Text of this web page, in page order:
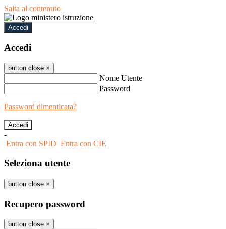
Salta al contenuto
Accedi
Accedi
button close ×
Nome Utente
Password
Password dimenticata?
-
Entra con SPID Entra con CIE
Seleziona utente
button close ×
Recupero password
button close ×